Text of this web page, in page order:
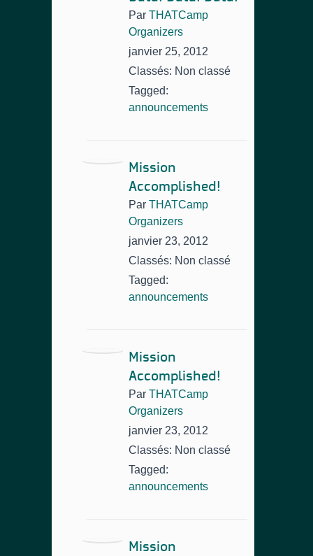
Par THATCamp
Organizers
janvier 25, 2012
Classés: Non classé
Tagged:
announcements
Mission
Accomplished!
Par THATCamp
Organizers
janvier 23, 2012
Classés: Non classé
Tagged:
announcements
Mission
Accomplished!
Par THATCamp
Organizers
janvier 23, 2012
Classés: Non classé
Tagged:
announcements
Mission